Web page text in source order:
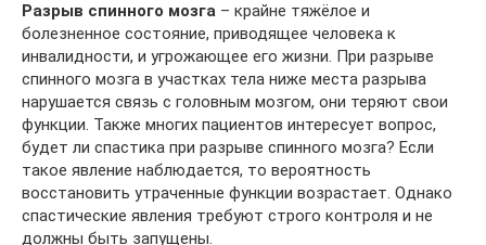
Разрыв спинного мозга – крайне тяжёлое и
болезненное состояние, приводящее человека к
инвалидности, и угрожающее его жизни. При разрыве
спинного мозга в участках тела ниже места разрыва
нарушается связь с головным мозгом, они теряют свои
функции. Также многих пациентов интересует вопрос,
будет ли спастика при разрыве спинного мозга? Если
такое явление наблюдается, то вероятность
восстановить утраченные функции возрастает. Однако
спастические явления требуют строго контроля и не
должны быть запущены.